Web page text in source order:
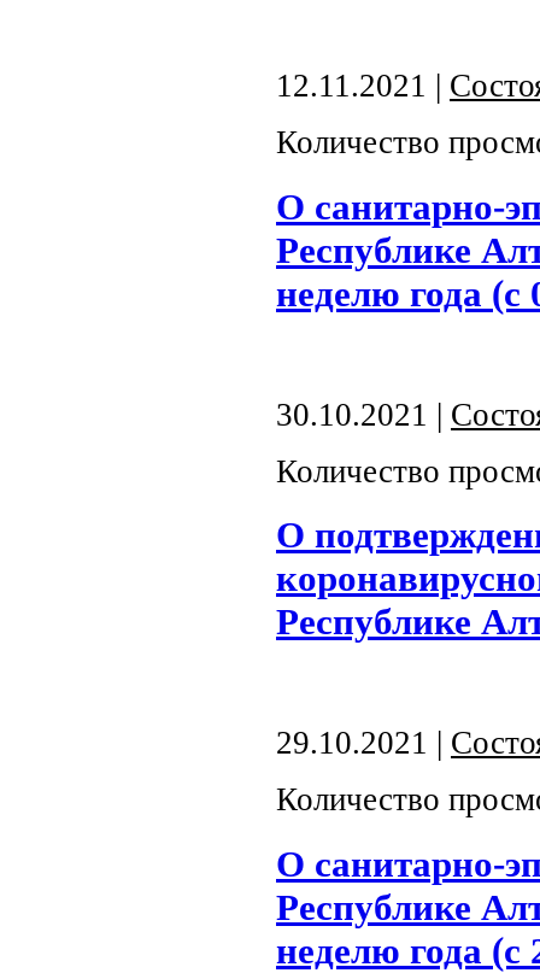
12.11.2021 |
Количество
О санитарно-
Республике
неделю года (с
30.10.2021 |
Количество
О
Республике
29.10.2021 |
Количество
О санитарно-
Республике
неделю года (с